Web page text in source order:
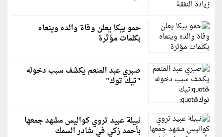
حمو بيكا يعلن وفاة والده وينعاه
بكلمات مؤثرة
صبري عبد المنعم يكشف سبب دخوله
"تيك توك"
نبيلة عبيد تروي كواليس مشهد جمعها
بأحمد زكي في شادر السمك